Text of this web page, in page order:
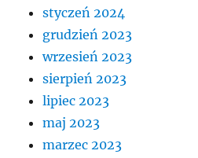
styczeń 2024
grudzień 2023
wrzesień 2023
sierpień 2023
lipiec 2023
maj 2023
marzec 2023